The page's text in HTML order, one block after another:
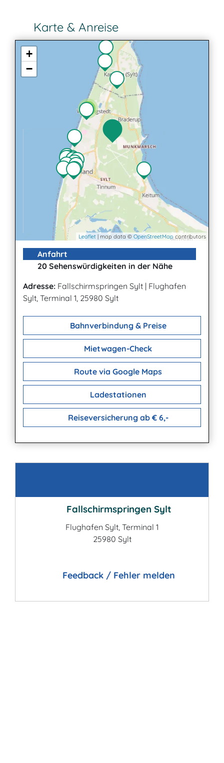
Karte & Anreise
+
−
Leaflet | map data © OpenStreetMap contributors
Anfahrt
20 Sehenswürdigkeiten in der Nähe
Adresse: Fallschirmspringen Sylt | Flughafen
Sylt, Terminal 1, 25980 Sylt
Bahnverbindung & Preise
Mietwagen-Check
Route via Google Maps
Ladestationen
Reiseversicherung ab € 6,-
Fallschirmspringen Sylt
Flughafen Sylt, Terminal 1
25980 Sylt
Feedback / Fehler melden